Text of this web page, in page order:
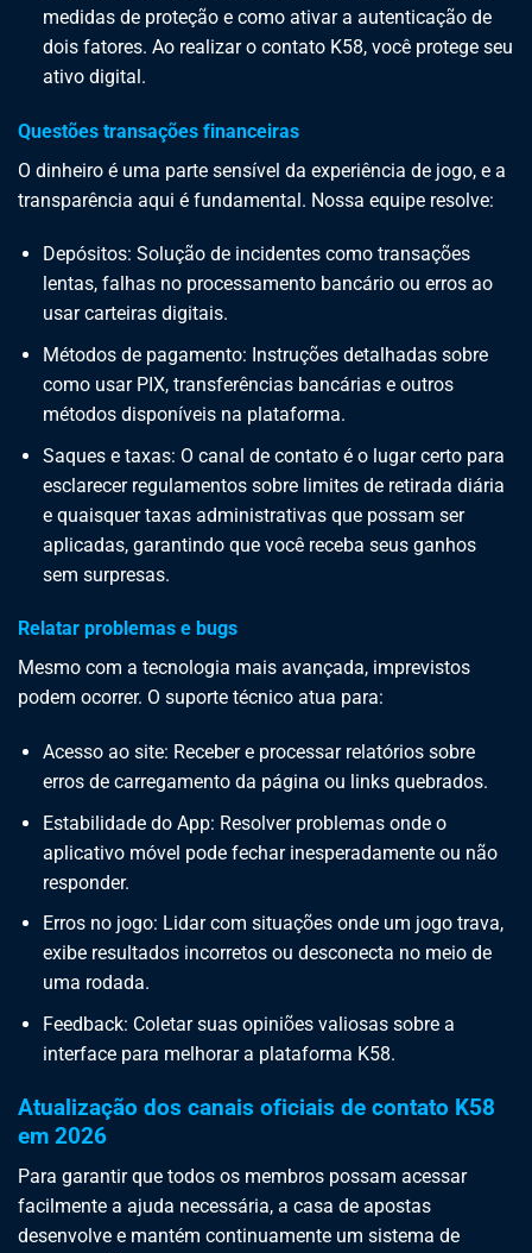
medidas de proteção e como ativar a autenticação de
dois fatores. Ao realizar o contato K58, você protege seu
ativo digital.
Questões transações financeiras
O dinheiro é uma parte sensível da experiência de jogo, e a
transparência aqui é fundamental. Nossa equipe resolve:
Depósitos: Solução de incidentes como transações
lentas, falhas no processamento bancário ou erros ao
usar carteiras digitais.
Métodos de pagamento: Instruções detalhadas sobre
como usar PIX, transferências bancárias e outros
métodos disponíveis na plataforma.
Saques e taxas: O canal de contato é o lugar certo para
esclarecer regulamentos sobre limites de retirada diária
e quaisquer taxas administrativas que possam ser
aplicadas, garantindo que você receba seus ganhos
sem surpresas.
Relatar problemas e bugs
Mesmo com a tecnologia mais avançada, imprevistos
podem ocorrer. O suporte técnico atua para:
Acesso ao site: Receber e processar relatórios sobre
erros de carregamento da página ou links quebrados.
Estabilidade do App: Resolver problemas onde o
aplicativo móvel pode fechar inesperadamente ou não
responder.
Erros no jogo: Lidar com situações onde um jogo trava,
exibe resultados incorretos ou desconecta no meio de
uma rodada.
Feedback: Coletar suas opiniões valiosas sobre a
interface para melhorar a plataforma K58.
Atualização dos canais oficiais de contato K58
em 2026
Para garantir que todos os membros possam acessar
facilmente a ajuda necessária, a casa de apostas
desenvolve e mantém continuamente um sistema de